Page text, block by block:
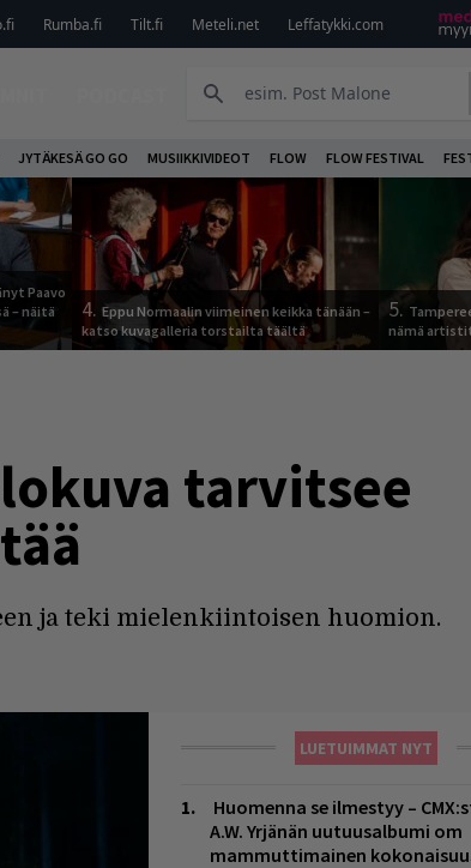
Rumba.fi Tilt.fi Meteli.net Leffatykki.com
JYTÄKESÄ GO GO MUSIIKKIVIDEOT FLOW FLOW FESTIVAL
Paavo
– näitä
4. Eppu Normaalin viimeinen keikka tänään –
katso kuvagalleria torstailta täältä
5.
nämä
tarvitsee
ja teki mielenkiintoisen huomion.
LUETUIMMAT NYT
Huomenna se ilmestyy –
A.W. Yrjänän uutuusalbumi om
mammuttimainen